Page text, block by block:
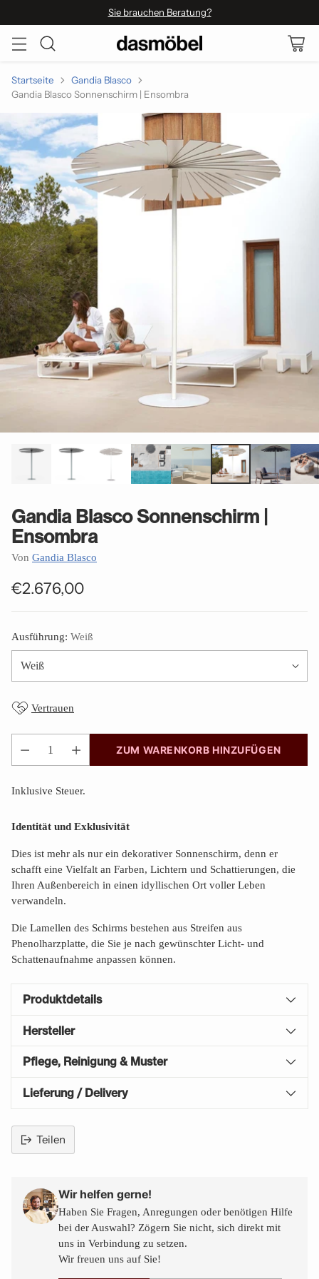
Sie brauchen Beratung?
Startseite
Gandia Blasco
Gandia Blasco Sonnenschirm | Ensombra
Gandia Blasco Sonnenschirm |
Ensombra
Von Gandia Blasco
Normaler
€2.676,00
Ausführung: Weiß
Vertrauen
Anzahl
ZUM WARENKORB HINZUFÜGEN
Inklusive Steuer.
Identität und Exklusivität
Dies ist mehr als nur ein dekorativer Sonnenschirm, denn er
schafft eine Vielfalt an Farben, Lichtern und Schattierungen, die
Ihren Außenbereich in einen idyllischen Ort voller Leben
verwandeln.
Die Lamellen des Schirms bestehen aus Streifen aus
Phenolharzplatte, die Sie je nach gewünschter Licht- und
Schattenaufnahme anpassen können.
Produktdetails
Hersteller
Pflege, Reinigung & Muster
Lieferung / Delivery
Teilen
den
Warenkorb
legen
Wir helfen gerne!
Haben Sie Fragen, Anregungen oder benötigen Hilfe
bei der Auswahl? Zögern Sie nicht, sich direkt mit
uns in Verbindung zu setzen.
Wir freuen uns auf Sie!